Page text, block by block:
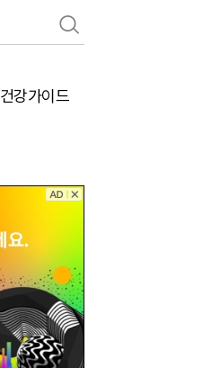
검
색
건강가이드